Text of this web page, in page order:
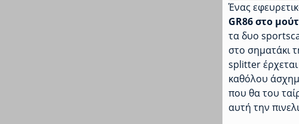
Ένας
GR86 στο
τα δυο
στο σηματάκι
splitter
καθόλου
που θα του
αυτή την